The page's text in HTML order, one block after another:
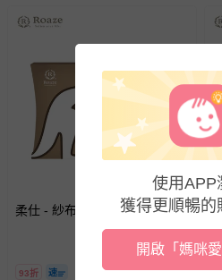
柔仕 - 紗布包巾(9層) - 粉色
93折
使用APP
獲得更順暢的
開啟「媽咪